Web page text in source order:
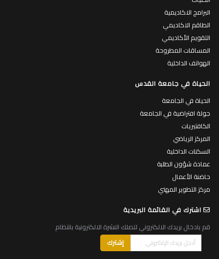
البرامج الاكاديمية
الطاقم الاكاديمي
التقويم الأكاديمي
المساقات المطروحة
الهواتف الداخلية
الحياة في جامعة القدس
الحياة في الجامعة
جولة افتراضية في الجامعة
الكافتيريات
المركز الرياضي
السكنات الداخلية
عمادة شؤون الطلبة
حاضنة الأعمال
مركز التطوير المهني
اشترك في القائمة البريدية
قم بادخال بريدك الالكتروني لتصلك النشرة الالكترونية بانتظام